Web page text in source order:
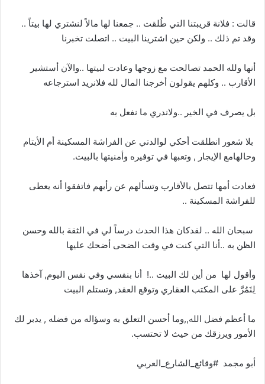
قالت : فلانة قريبتنا التي طُلقت .. جمعنا لها مالاً لنشتري لها بيتاً ..
وقد تم ذلك .. ولكن حين اشترينا البيت .. اتصلت تخبرنا
أنها ولله الحمد تصالحت مع زوجها وعادت لبيتها ..والآن أستشير
الأقارب .. وكلهم يقولون أخرجنا المال لله فلانريد استرجاعه
بل يصرف في الخير ..ولاندري ما نفعل به
بلا شعور انطلقت أحكي لوالدتي عن الفراشة المسكينة أم الأيتام
وحالهامع الإيجار , وتعبها في توفيره وأمنيتها بالبيت.
فعادت أمها تتصل بالأقارب وتسألهم عن رأيهم فاتفقوا أنه يعطى
للفراشة المسكينة ..
سبحان الله .. لقدكان هذا الحدث درساً لي في الثقة بالله وحسن
الظن به ..أنا التي كنت في وقت الضحى أضحك عليها
وأقول لها من أين لك البيت ..! أنا بنفسي وفي نفس اليوم, آخذها
لِنَمُرَّ على المكتب العقاري وتوقع العقد, وتستلم البيت
ما أعظم فضل الله,,وما أحسن التعلق به وسؤاله من فضله , يدبر لك
الأمور ويرزقك من حيث لا تحتسب.
أبو مجمد #وقائع_الشارع_العربي